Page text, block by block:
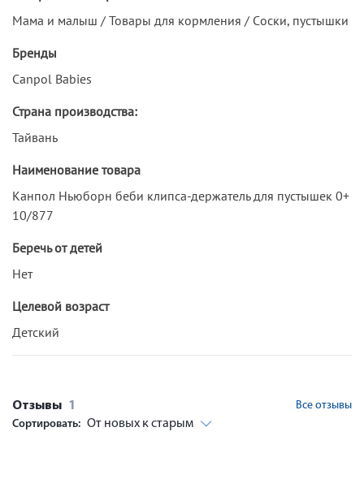
Мама и малыш / Товары для кормления / Cоски, пустышки
Бренды
Canpol Babies
Страна производства:
Тайвань
Наименование товара
Канпол Ньюборн беби клипса-держатель для пустышек 0+
10/877
Беречь от детей
Нет
Целевой возраст
Детский
Отзывы 1
Все отзывы
Сортировать: От новых к старым